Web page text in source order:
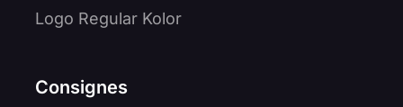
Logo Regular Kolor
Consignes